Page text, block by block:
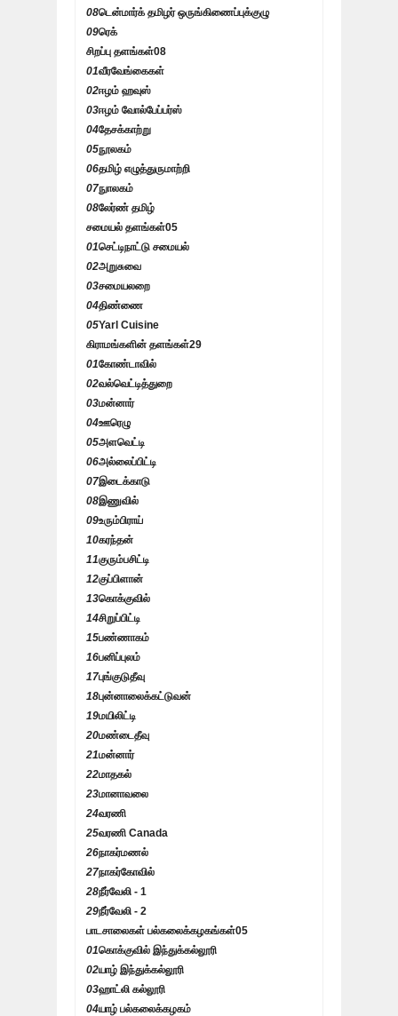
08டென்மார்க் தமிழர் ஒருங்கிணைப்புக்குழு
09ரெக்
சிறப்பு தளங்கள்08
01வீரவேங்கைகள்
02ஈழம் ஹவுஸ்
03ஈழம் வோல்பேப்பர்ஸ்
04தேசக்காற்று
05நூலகம்
06தமிழ் எழுத்துருமாற்றி
07நுாலகம்
08லேர்ண் தமிழ்
சமையல் தளங்கள்05
01செட்டிநாட்டு சமையல்
02அறுசுவை
03சமையலறை
04திண்ணை
05Yarl Cuisine
கிராமங்களின் தளங்கள்29
01கோண்டாவில்
02வல்வெட்டித்துறை
03மன்னார்
04ஊரெழு
05அளவெட்டி
06அல்லைப்பிட்டி
07இடைக்காடு
08இணுவில்
09உரும்பிராய்
10கரந்தன்
11குரும்பசிட்டி
12குப்பிளான்
13கொக்குவில்
14சிறுப்பிட்டி
15பண்ணாகம்
16பனிப்புலம்
17புங்குடுதீவு
18புன்னாலைக்கட்டுவன்
19மயிலிட்டி
20மண்டைதீவு
21மன்னார்
22மாதகல்
23மானாவலை
24வரணி
25வரணி Canada
26நாகர்மணல்
27நாகர்கோவில்
28நீர்வேலி - 1
29நீர்வேலி - 2
பாடசாலைகள் பல்கலைக்கழகங்கள்05
01கொக்குவில் இந்துக்கல்லூரி
02யாழ் இந்துக்கல்லூரி
03ஹாட்லி கல்லூரி
04யாழ் பல்கலைக்கழகம்